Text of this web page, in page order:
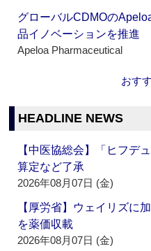
グローバルCDMOの
品イノベーションを推進
Apeloa Pharmaceutical
おす
HEADLINE NEWS
【中医協総会】「ヒフデ
算定など了承
2026年08月07日 (金)
【厚労省】ウェイリズに
を薬価収載
2026年08月07日 (金)